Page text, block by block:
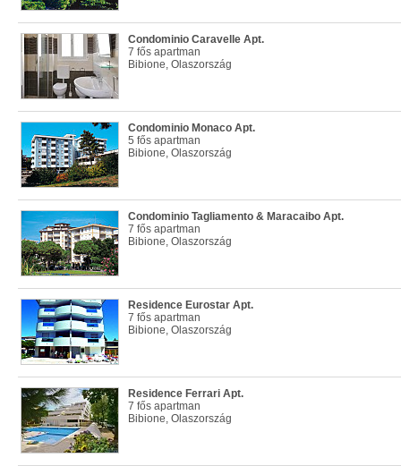
Condominio Caravelle Apt.
7 fős apartman
Bibione, Olaszország
Condominio Monaco Apt.
5 fős apartman
Bibione, Olaszország
Condominio Tagliamento & Maracaibo Apt.
7 fős apartman
Bibione, Olaszország
Residence Eurostar Apt.
7 fős apartman
Bibione, Olaszország
Residence Ferrari Apt.
7 fős apartman
Bibione, Olaszország